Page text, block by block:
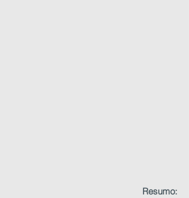
Resumo: